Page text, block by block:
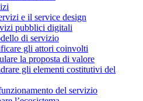
e il service design
pubblici digitali
di servizio
gli attori coinvolti
la proposta di valore
gli elementi costitutivi del
del servizio